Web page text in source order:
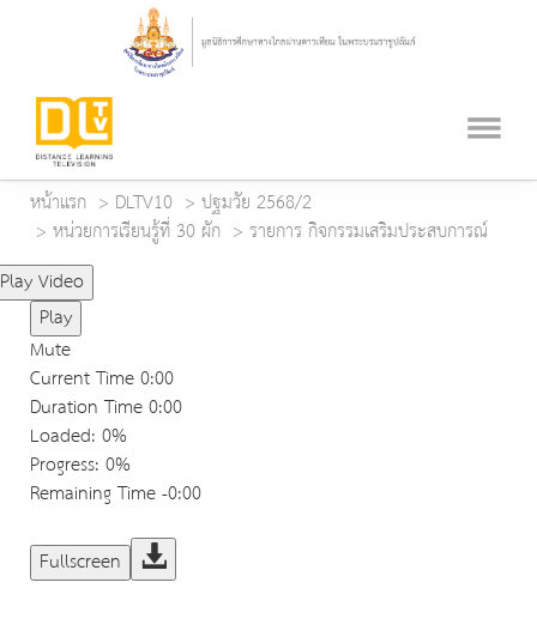
หน้าแรก DLTV10
ปฐมวัย 2568/2
หน่วยการเรียนรู้ที่ 30 ผัก
รายการ กิจกรรมเสริมประสบการณ์
Play Video
Play
Mute
Current Time0:00
Duration Time0:00
Loaded: 0%
Progress: 0%
Remaining Time-0:00
Fullscreen